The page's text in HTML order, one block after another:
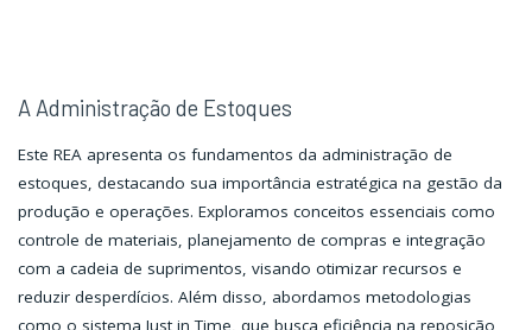
A Administração de Estoques
Este REA apresenta os fundamentos da administração de
estoques, destacando sua importância estratégica na gestão da
produção e operações. Exploramos conceitos essenciais como
controle de materiais, planejamento de compras e integração
com a cadeia de suprimentos, visando otimizar recursos e
reduzir desperdícios. Além disso, abordamos metodologias
como o sistema Just in Time, que busca eficiência na reposição